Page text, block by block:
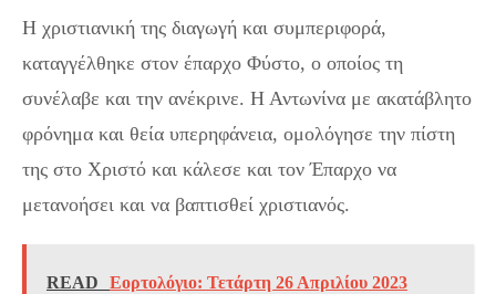
Η χριστιανική της διαγωγή και συμπεριφορά,
καταγγέλθηκε στον έπαρχο Φύστο, ο οποίος τη
συνέλαβε και την ανέκρινε. Η Αντωνίνα με ακατάβλητο
φρόνημα και θεία υπερηφάνεια, ομολόγησε την πίστη
της στο Χριστό και κάλεσε και τον Έπαρχο να
μετανοήσει και να βαπτισθεί χριστιανός.
READ Εορτολόγιο: Τετάρτη 26 Απριλίου 2023